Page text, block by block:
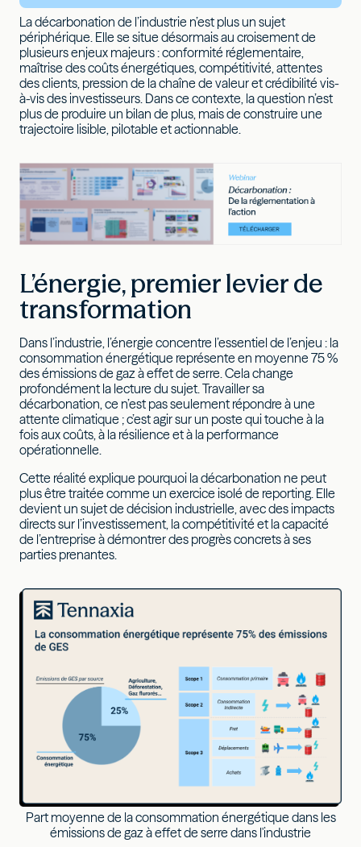
La décarbonation de l’industrie n’est plus un sujet
périphérique. Elle se situe désormais au croisement de
plusieurs enjeux majeurs : conformité réglementaire,
maîtrise des coûts énergétiques, compétitivité, attentes
des clients, pression de la chaîne de valeur et crédibilité vis-
à-vis des investisseurs. Dans ce contexte, la question n’est
plus de produire un bilan de plus, mais de construire une
trajectoire lisible, pilotable et actionnable.
L’énergie, premier levier de
transformation
Dans l’industrie, l’énergie concentre l’essentiel de l’enjeu : la
consommation énergétique représente en moyenne 75 %
des émissions de gaz à effet de serre. Cela change
profondément la lecture du sujet. Travailler sa
décarbonation, ce n’est pas seulement répondre à une
attente climatique ; c’est agir sur un poste qui touche à la
fois aux coûts, à la résilience et à la performance
opérationnelle.
Cette réalité explique pourquoi la décarbonation ne peut
plus être traitée comme un exercice isolé de reporting. Elle
devient un sujet de décision industrielle, avec des impacts
directs sur l’investissement, la compétitivité et la capacité
de l’entreprise à démontrer des progrès concrets à ses
parties prenantes.
Part moyenne de la consommation énergétique dans les
émissions de gaz à effet de serre dans l'industrie